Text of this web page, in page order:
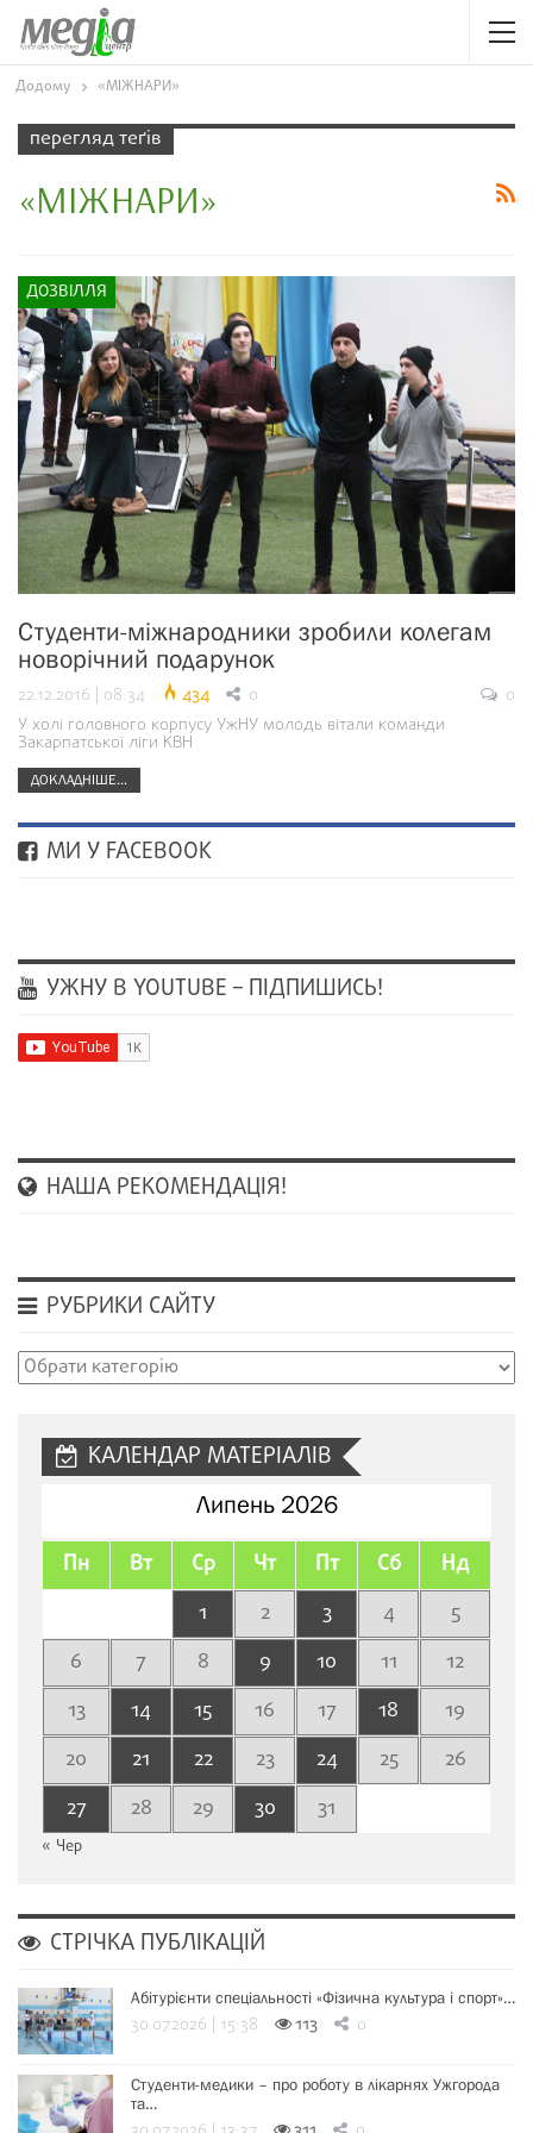
Додому «МІЖНАРИ»
перегляд теґів
«МІЖНАРИ»
ДОЗВІЛЛЯ
Студенти-міжнародники зробили колегам
новорічний подарунок
22.12.2016 | 08:34 434 0
0
У холі головного корпусу УжНУ молодь вітали команди
Закарпатської ліги КВН
ДОКЛАДНІШЕ...
МИ У FACEBOOK
УЖНУ В YOUTUBE – ПІДПИШИСЬ!
НАША РЕКОМЕНДАЦІЯ!
РУБРИКИ САЙТУ
Рубрики
КАЛЕНДАР МАТЕРІАЛІВ
Липень 2026
Пн Вт Ср Чт Пт Сб Нд
1 2 3 4
5
6
7 8 9 10 11
12
13
14 15 16 17 18
19
20
21 22 23 24 25
26
27
28 29 30 31
« Чер
СТРІЧКА ПУБЛІКАЦІЙ
Абітурієнти спеціальності «Фізична культура і спорт»…
30.07.2026 | 15:38 113 0
Студенти-медики – про роботу в лікарнях Ужгорода
та…